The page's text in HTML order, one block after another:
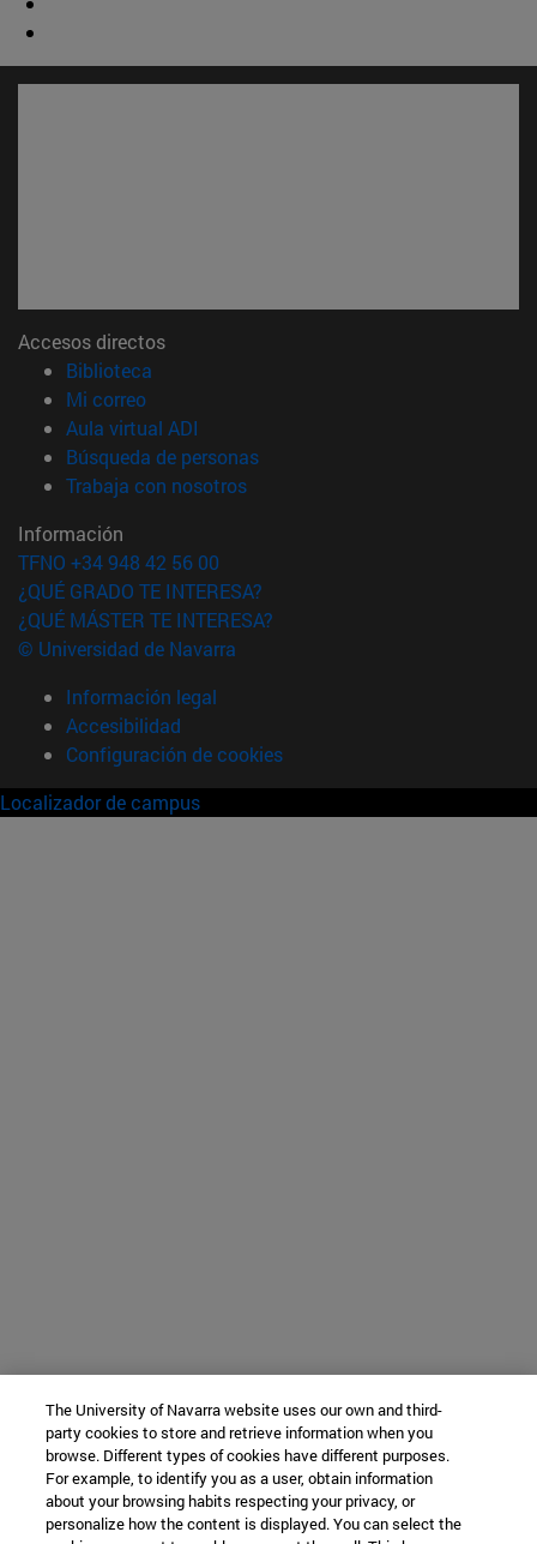
Accesos directos
Biblioteca
Mi correo(abre en nueva ventana)
Aula virtual ADI
Búsqueda de personas(abre en nueva ventana)
Trabaja con nosotros(abre en nueva ventana)
Información
TFNO +34 948 42 56 00
¿QUÉ GRADO TE INTERESA?
¿QUÉ MÁSTER TE INTERESA?
© Universidad de Navarra
Información legal
Accesibilidad
Configuración de cookies
Localizador de campus
The University of Navarra website uses our own and third-
party cookies to store and retrieve information when you
browse. Different types of cookies have different purposes.
For example, to identify you as a user, obtain information
about your browsing habits respecting your privacy, or
personalize how the content is displayed. You can select the